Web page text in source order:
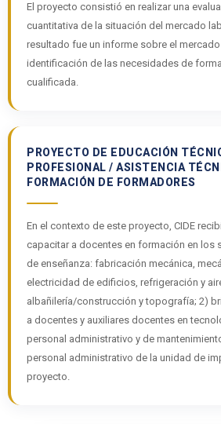
El proyecto consistió en realizar una
cuantitativa de la situación del mercado
resultado fue un informe sobre el
identificación de las necesidades de
cualificada.
PROYECTO DE EDUCACIÓN
PROFESIONAL / ASISTENCIA
FORMACIÓN DE FORMADORES
En el contexto de este proyecto, CIDE
capacitar a docentes en formación en los
de enseñanza: fabricación mecánica,
electricidad de edificios, refrigeración y
albañilería/construcción y topografía; 2)
a docentes y auxiliares docentes en
personal administrativo y de
personal administrativo de la unidad de
proyecto.